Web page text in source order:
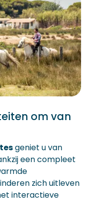
om van
geniet u van
een compleet
zich uitleven
interactieve